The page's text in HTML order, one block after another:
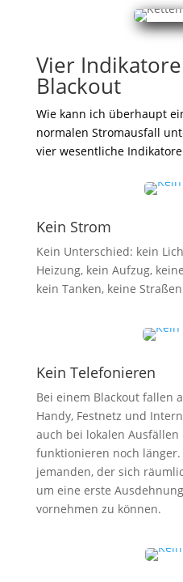
Vier
Blackout
Wie kann ich überhaupt
normalen Stromausfall
vier wesentliche
Kein Strom
Kein Unterschied: kein
Heizung, kein Aufzug,
kein Tanken, keine
Kein Telefonieren
Bei einem Blackout fallen
Handy, Festnetz und
auch bei lokalen Ausfällen
funktionieren noch länger.
jemanden, der sich
um eine erste
vornehmen zu können.